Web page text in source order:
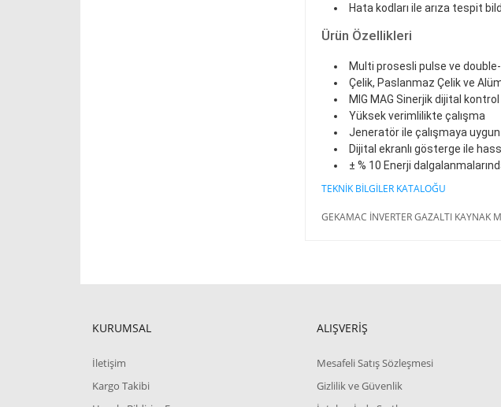
Hata kodları ile arıza tespit
Ürün Özellikleri
Multi prosesli pulse ve
Çelik, Paslanmaz Çelik ve
MIG MAG Sinerjik dijital
Yüksek verimlilikte çalışma
Jeneratör ile çalışmaya uygun
Dijital ekranlı gösterge ile
± % 10 Enerji
TEKNİK BİLGİLER KATALOĞU
GEKAMAC İNVERTER GAZALTI KAYNAK
KURUMSAL
İletişim
Kargo Takibi
ALIŞVERİŞ
Mesafeli Satış Sözleşmesi
Gizlilik ve Güvenlik